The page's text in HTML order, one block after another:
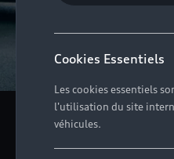
Cookies Essentiels
Les cookies essentiels
l'utilisation du site
véhicules.